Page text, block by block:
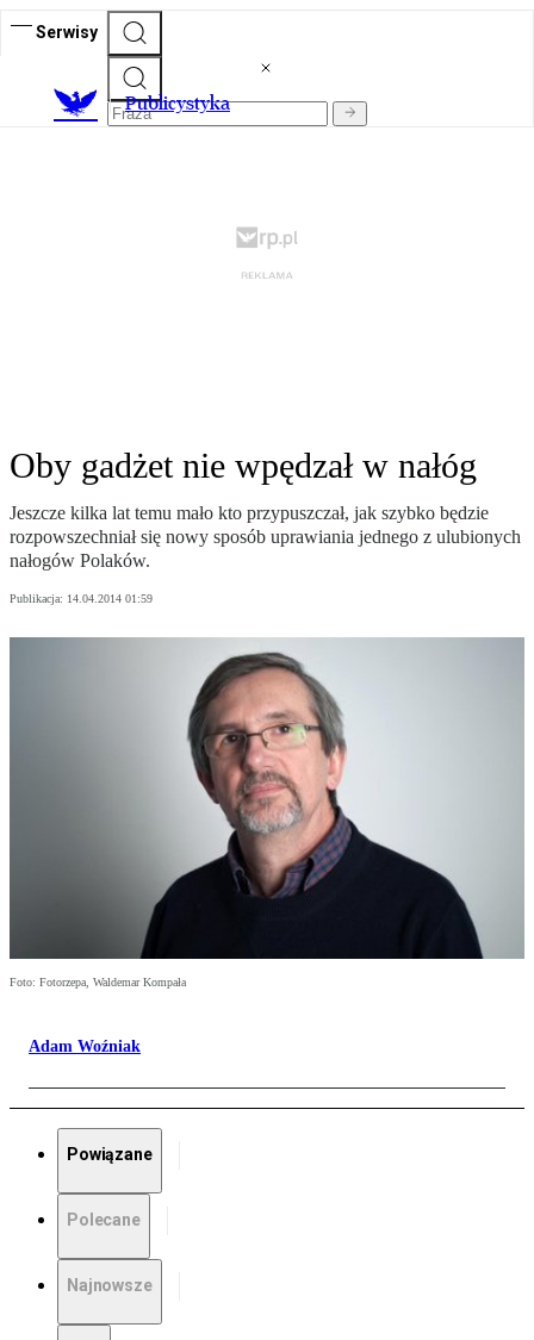
Serwisy
Publicystyka
Oby gadżet nie wpędzał w nałóg
Jeszcze kilka lat temu mało kto przypuszczał, jak szybko będzie
rozpowszechniał się nowy sposób uprawiania jednego z ulubionych
nałogów Polaków.
Publikacja: 14.04.2014 01:59
Foto: Fotorzepa, Waldemar Kompała
Adam Woźniak
Powiązane
Polecane
Najnowsze